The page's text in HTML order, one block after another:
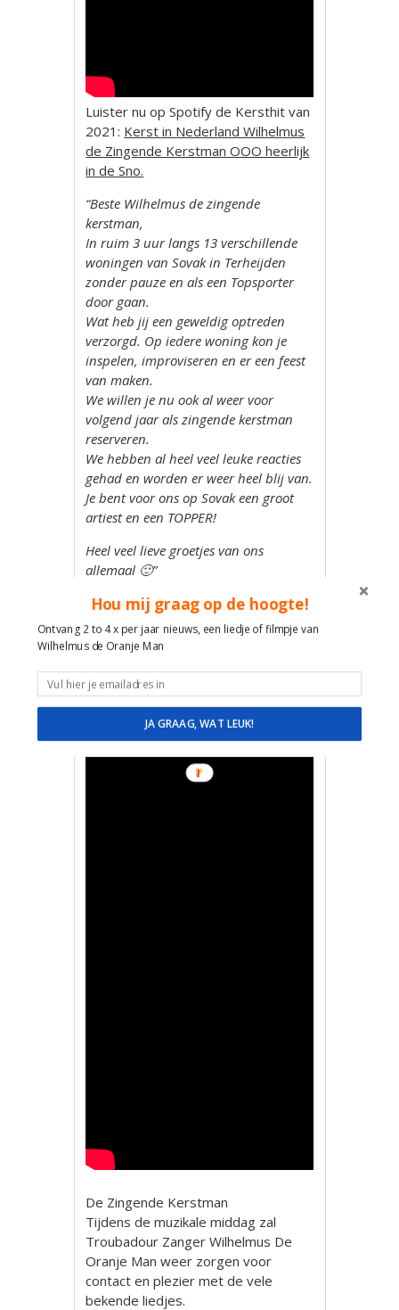
Luister nu op Spotify de Kersthit van
2021: Kerst in Nederland Wilhelmus
de Zingende Kerstman OOO heerlijk
in de Sno.
“Beste Wilhelmus de zingende
kerstman,
In ruim 3 uur langs 13 verschillende
woningen van Sovak in Terheijden
zonder pauze en als een Topsporter
door gaan.
Wat heb jij een geweldig optreden
verzorgd. Op iedere woning kon je
inspelen, improviseren en er een feest
van maken.
We willen je nu ook al weer voor
volgend jaar als zingende kerstman
reserveren.
We hebben al heel veel leuke reacties
gehad en worden er weer heel blij van.
Je bent voor ons op Sovak een groot
artiest en een TOPPER!
Heel veel lieve groetjes van ons
allemaal 🙂”
Wilhelmus de zingende Kerstman
Prettige feestdagen en een gelukkig
nieuwjaar! I’m dreaming of a white
Pas goed op jezelf en de mensen
om je heen en alle goeds voor 2021!
De Zingende Kerstman
Tijdens de muzikale middag zal
Troubadour Zanger Wilhelmus De
Oranje Man weer zorgen voor
contact en plezier met de vele
bekende liedjes.
Hou mij graag op de hoogte!
Ontvang 2 to 4 x per jaar nieuws, een liedje of filmpje van
Wilhelmus de Oranje Man
JA GRAAG, WAT LEUK!